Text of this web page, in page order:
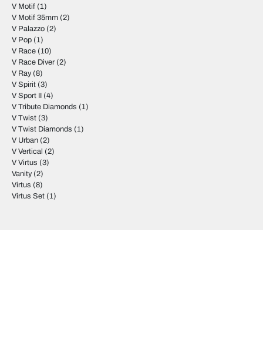
V Motif (1)
V Motif 35mm (2)
V Palazzo (2)
V Pop (1)
V Race (10)
V Race Diver (2)
V Ray(8)
V Spirit (3)
V Sport II (4)
V Tribute Diamonds (1)
V Twist (3)
V Twist Diamonds (1)
V Urban (2)
V Vertical (2)
V Virtus (3)
Vanity(2)
Virtus (8)
Virtus Set (1)